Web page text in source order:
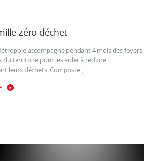
zéro déchet
accompagne pendant 4 mois des foyers
du territoire pour les aider à réduire
leurs déchets. Composter,...